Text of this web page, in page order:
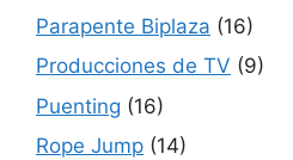
Parapente Biplaza (16)
Producciones de TV (9)
Puenting (16)
Rope Jump (14)